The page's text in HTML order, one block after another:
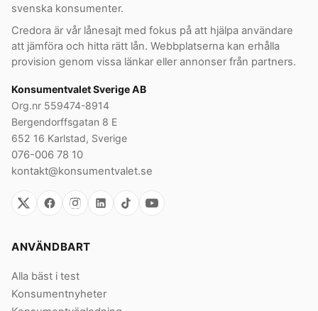
svenska konsumenter.
Credora är vår lånesajt med fokus på att hjälpa användare
att jämföra och hitta rätt lån. Webbplatserna kan erhålla
provision genom vissa länkar eller annonser från partners.
Konsumentvalet Sverige AB
Org.nr 559474-8914
Bergendorffsgatan 8 E
652 16 Karlstad, Sverige
076-006 78 10
kontakt@konsumentvalet.se
ANVÄNDBART
Alla bäst i test
Konsumentnyheter